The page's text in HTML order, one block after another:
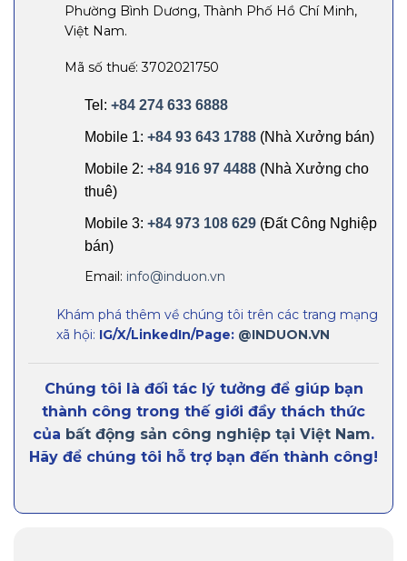
Phường Bình Dương, Thành Phố Hồ Chí Minh,
Việt Nam.
Mã số thuế: 3702021750
Tel: +84 274 633 6888
Mobile 1: +84 93 643 1788 (Nhà Xưởng bán)
Mobile 2: +84 916 97 4488 (Nhà Xưởng cho
thuê)
Mobile 3: +84 973 108 629 (Đất Công Nghiệp
bán)
Email: info@induon.vn
Khám phá thêm về chúng tôi trên các trang mạng
xã hội: IG/X/LinkedIn/Page: @INDUON.VN
Chúng tôi là đối tác lý tưởng để giúp bạn
thành công trong thế giới đầy thách thức
của bất động sản công nghiệp tại Việt Nam.
Hãy để chúng tôi hỗ trợ bạn đến thành công!